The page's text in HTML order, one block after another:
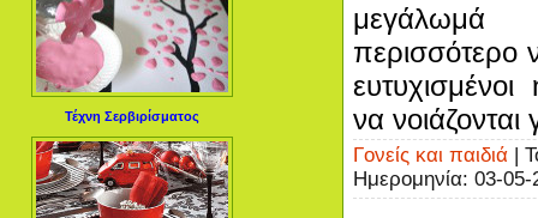
Τέχνη Σερβιρίσματος
μεγάλωμά
περισσότερο
να νοιάζονται
Γονείς και παιδιά |
Ημερομηνία: 03-05-